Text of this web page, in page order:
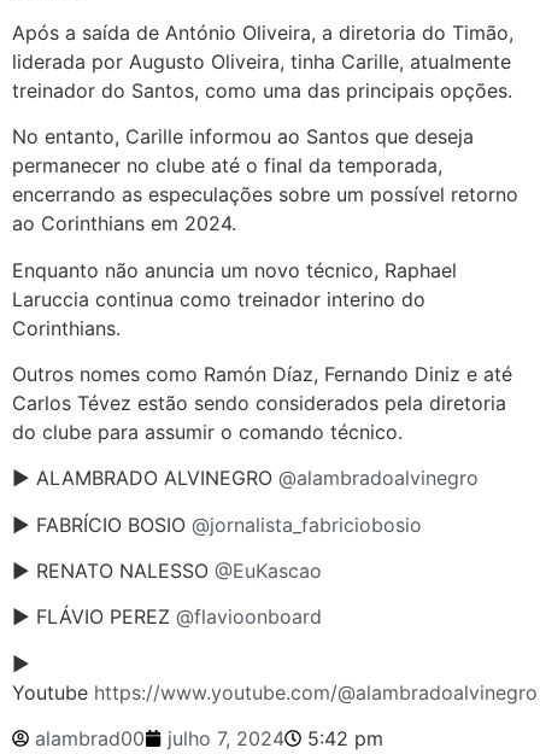
Após a saída de António Oliveira, a diretoria do Timão,
liderada por Augusto Oliveira, tinha Carille, atualmente
treinador do Santos, como uma das principais opções.
No entanto, Carille informou ao Santos que deseja
permanecer no clube até o final da temporada,
encerrando as especulações sobre um possível retorno
ao Corinthians em 2024.
Enquanto não anuncia um novo técnico, Raphael
Laruccia continua como treinador interino do
Corinthians.
Outros nomes como Ramón Díaz, Fernando Diniz e até
Carlos Tévez estão sendo considerados pela diretoria
do clube para assumir o comando técnico.
► ALAMBRADO ALVINEGRO @alambradoalvinegro
► FABRÍCIO BOSIO @jornalista_fabriciobosio
► RENATO NALESSO @EuKascao
► FLÁVIO PEREZ @flavioonboard
►
Youtube https://www.youtube.com/@alambradoalvinegro
alambrad00
julho 7, 2024
5:42 pm